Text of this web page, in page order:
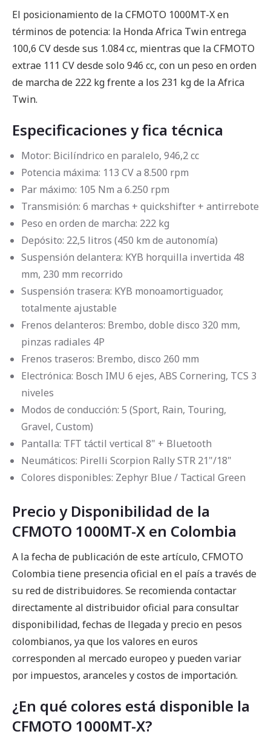
El posicionamiento de la CFMOTO 1000MT-X en
términos de potencia: la Honda Africa Twin entrega
100,6 CV desde sus 1.084 cc, mientras que la CFMOTO
extrae 111 CV desde solo 946 cc, con un peso en orden
de marcha de 222 kg frente a los 231 kg de la Africa
Twin.
Especificaciones y fica técnica
Motor: Bicilíndrico en paralelo, 946,2 cc
Potencia máxima: 113 CV a 8.500 rpm
Par máximo: 105 Nm a 6.250 rpm
Transmisión: 6 marchas + quickshifter + antirrebote
Peso en orden de marcha: 222 kg
Depósito: 22,5 litros (450 km de autonomía)
Suspensión delantera: KYB horquilla invertida 48
mm, 230 mm recorrido
Suspensión trasera: KYB monoamortiguador,
totalmente ajustable
Frenos delanteros: Brembo, doble disco 320 mm,
pinzas radiales 4P
Frenos traseros: Brembo, disco 260 mm
Electrónica: Bosch IMU 6 ejes, ABS Cornering, TCS 3
niveles
Modos de conducción: 5 (Sport, Rain, Touring,
Gravel, Custom)
Pantalla: TFT táctil vertical 8" + Bluetooth
Neumáticos: Pirelli Scorpion Rally STR 21"/18"
Colores disponibles: Zephyr Blue / Tactical Green
Precio y Disponibilidad de la
CFMOTO 1000MT-X en Colombia
A la fecha de publicación de este artículo, CFMOTO
Colombia tiene presencia oficial en el país a través de
su red de distribuidores. Se recomienda contactar
directamente al distribuidor oficial para consultar
disponibilidad, fechas de llegada y precio en pesos
colombianos, ya que los valores en euros
corresponden al mercado europeo y pueden variar
por impuestos, aranceles y costos de importación.
¿En qué colores está disponible la
CFMOTO 1000MT-X?